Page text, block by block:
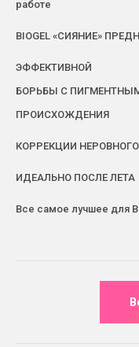
работе
BIOGEL «СИЯНИЕ»
ЭФФЕКТИВНОЙ
БОРЬБЫ С
ПРОИСХОЖДЕНИЯ
КОРРЕКЦИИ
ИДЕАЛЬНО ПОСЛЕ ЛЕТА
Все самое лучшее для